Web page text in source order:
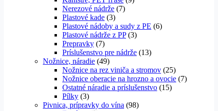
Nerezové nádrže (7)
Plastové kade (3)
Plastové nádoby a sudy z PE (6)
Plastové nádrže z PP (3)
Prepravky (7)
Príslušenstvo pre nádrže (13)
Nožnice, náradie (49)
Nožnice na rez viniča a stromov (25)
Nožnice oberacie na hrozno a ovocie (7)
Ostatné náradie a príslušenstvo (15)
Pílky (3)
Pivnica, prípravky do vína (98)